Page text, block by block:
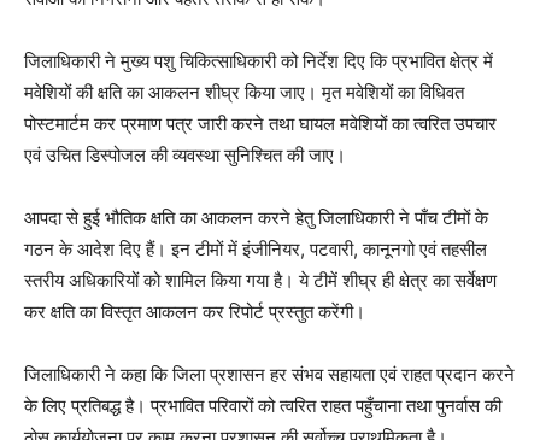
जिलाधिकारी ने मुख्य पशु चिकित्साधिकारी को निर्देश दिए कि प्रभावित क्षेत्र में
मवेशियों की क्षति का आकलन शीघ्र किया जाए। मृत मवेशियों का विधिवत
पोस्टमार्टम कर प्रमाण पत्र जारी करने तथा घायल मवेशियों का त्वरित उपचार
एवं उचित डिस्पोजल की व्यवस्था सुनिश्चित की जाए।
आपदा से हुई भौतिक क्षति का आकलन करने हेतु जिलाधिकारी ने पाँच टीमों के
गठन के आदेश दिए हैं। इन टीमों में इंजीनियर, पटवारी, कानूनगो एवं तहसील
स्तरीय अधिकारियों को शामिल किया गया है। ये टीमें शीघ्र ही क्षेत्र का सर्वेक्षण
कर क्षति का विस्तृत आकलन कर रिपोर्ट प्रस्तुत करेंगी।
जिलाधिकारी ने कहा कि जिला प्रशासन हर संभव सहायता एवं राहत प्रदान करने
के लिए प्रतिबद्ध है। प्रभावित परिवारों को त्वरित राहत पहुँचाना तथा पुनर्वास की